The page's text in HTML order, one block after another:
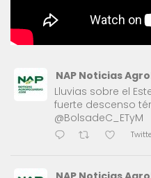
NAP Noticias
Lluvias sobre el
fuerte descenso
@BolsadeC_ETyM